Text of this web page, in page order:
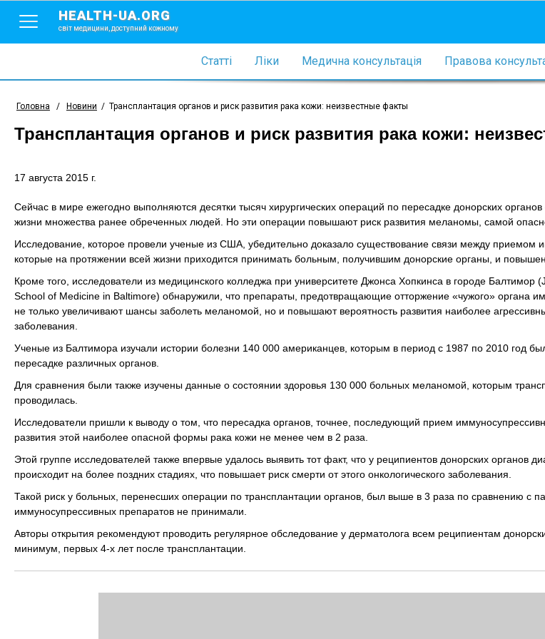
HEALTH-UA.ORG
світ медицини, доступний кожному
Статті Ліки Медична консультація Правова
Головна / Новини / Трансплантация органов и риск развития рака кожи: неизвестные факты
Трансплантация органов и риск развития рака кожи:
17 августа 2015 г.
Сейчас в мире ежегодно выполняются десятки тысяч хирургических операций по пересадке донорских органов
жизни множества ранее обреченных людей. Но эти операции повышают риск развития меланомы, самой
Исследование, которое провели ученые из США, убедительно доказало существование связи между приемом
которые на протяжении всей жизни приходится принимать больным, получившим донорские органы, и
Кроме того, исследователи из медицинского колледжа при университете Джонса Хопкинса в городе Балтимор
School of Medicine in Baltimore) обнаружили, что препараты, предотвращающие отторжение «чужого» органа
не только увеличивают шансы заболеть меланомой, но и повышают вероятность развития наиболее
заболевания.
Ученые из Балтимора изучали истории болезни 140 000 американцев, которым в период с 1987 по 2010 год
пересадке различных органов.
Для сравнения были также изучены данные о состоянии здоровья 130 000 больных меланомой, которым
проводилась.
Исследователи пришли к выводу о том, что пересадка органов, точнее, последующий прием
развития этой наиболее опасной формы рака кожи не менее чем в 2 раза.
Этой группе исследователей также впервые удалось выявить тот факт, что у реципиентов донорских органов
происходит на более поздних стадиях, что повышает риск смерти от этого онкологического заболевания.
Такой риск у больных, перенесших операции по трансплантации органов, был выше в 3 раза по сравнению с
иммуносупрессивных препаратов не принимали.
Авторы открытия рекомендуют проводить регулярное обследование у дерматолога всем реципиентам
минимум, первых 4-х лет после трансплантации.